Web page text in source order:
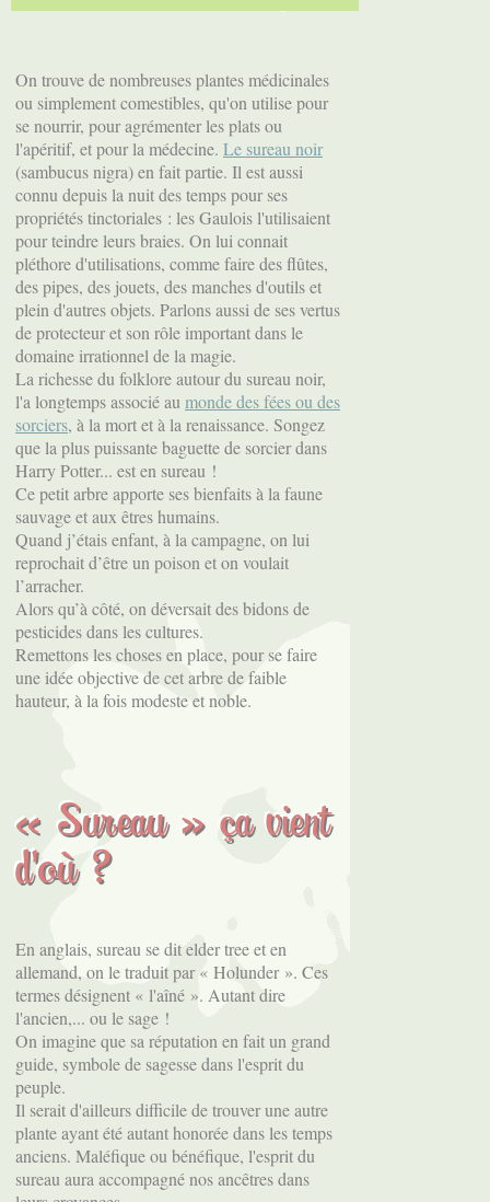
On trouve de nombreuses plantes médicinales
ou simplement comestibles, qu'on utilise pour
se nourrir, pour agrémenter les plats ou
l'apéritif, et pour la médecine. Le sureau noir
(sambucus nigra) en fait partie. Il est aussi
connu depuis la nuit des temps pour ses
propriétés tinctoriales : les Gaulois l'utilisaient
pour teindre leurs braies. On lui connait
pléthore d'utilisations, comme faire des flûtes,
des pipes, des jouets, des manches d'outils et
plein d'autres objets. Parlons aussi de ses vertus
de protecteur et son rôle important dans le
domaine irrationnel de la magie.
La richesse du folklore autour du sureau noir,
l'a longtemps associé au monde des fées ou des
sorciers, à la mort et à la renaissance. Songez
que la plus puissante baguette de sorcier dans
Harry Potter... est en sureau !
Ce petit arbre apporte ses bienfaits à la faune
sauvage et aux êtres humains.
Quand j’étais enfant, à la campagne, on lui
reprochait d’être un poison et on voulait
l’arracher.
Alors qu’à côté, on déversait des bidons de
pesticides dans les cultures.
Remettons les choses en place, pour se faire
une idée objective de cet arbre de faible
hauteur, à la fois modeste et noble.
« Sureau » ça vient
d'où ?
En anglais, sureau se dit elder tree et en
allemand, on le traduit par « Holunder ». Ces
termes désignent « l'aîné ». Autant dire
l'ancien,... ou le sage !
On imagine que sa réputation en fait un grand
guide, symbole de sagesse dans l'esprit du
peuple.
Il serait d'ailleurs difficile de trouver une autre
plante ayant été autant honorée dans les temps
anciens. Maléfique ou bénéfique, l'esprit du
sureau aura accompagné nos ancêtres dans